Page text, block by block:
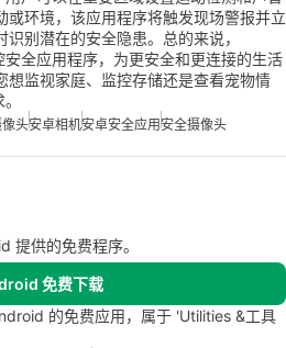
或环境，该应用程序将触发现场警报并立
别潜在的安全隐患。总的来说，
全应用程序，为更安全和更连接的生活
想监视家庭、监控存储还是查看宠物情
头安卓相机安卓安全应用安全摄像头
提供的免费程序。
免费下载
的免费应用，属于 'Utilities &工具